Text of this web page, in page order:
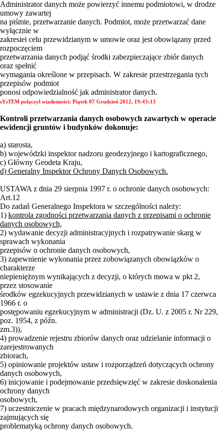
Administrator danych może powierzyć innemu podmiotowi, w drodze
umowy zawartej
na piśmie, przetwarzanie danych. Podmiot, może przetwarzać dane
wyłącznie w
zakresiei celu przewidzianym w umowie oraz jest obowiązany przed
rozpoczęciem
przetwarzania danych podjąć środki zabezpieczające zbiór danych
oraz spełnić
wymagania określone w przepisach. W zakresie przestrzegania tych
przepisów podmiot
ponosi odpowiedzialność jak administrator danych.
sYsTEM połączył wiadomości: Piątek 07 Grudzień 2012, 19:43:13
Kontroli przetwarzania danych osobowych zawartych w operacie
ewidencji gruntów i budynków dokonuje:
a) starosta,
b) wojewódzki inspektor nadzoru geodezyjnego i kartograficznego,
c) Główny Geodeta Kraju,
d) Generalny Inspektor Ochrony Danych Osobowych.
USTAWA z dnia 29 sierpnia 1997 r. o ochronie danych osobowych:
Art.12
Do zadań Generalnego Inspektora w szczególności należy:
1) kontrola zgodności przetwarzania danych z przepisami o ochronie
danych osobowych,
2) wydawanie decyzji administracyjnych i rozpatrywanie skarg w
sprawach wykonania
przepisów o ochronie danych osobowych,
3) zapewnienie wykonania przez zobowiązanych obowiązków o
charakterze
niepieniężnym wynikających z decyzji, o których mowa w pkt 2,
przez stosowanie
środków egzekucyjnych przewidzianych w ustawie z dnia 17 czerwca
1966 r. o
postępowaniu egzekucyjnym w administracji (Dz. U. z 2005 r. Nr 229,
poz. 1954, z późn.
zm.3)),
4) prowadzenie rejestru zbiorów danych oraz udzielanie informacji o
zarejestrowanych
zbiorach,
5) opiniowanie projektów ustaw i rozporządzeń dotyczących ochrony
danych osobowych,
6) inicjowanie i podejmowanie przedsięwzięć w zakresie doskonalenia
ochrony danych
osobowych,
7) uczestniczenie w pracach międzynarodowych organizacji i instytucji
zajmujących się
problematyką ochrony danych osobowych.